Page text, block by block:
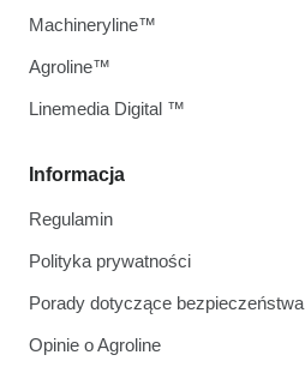
Informacja
Regulamin
Polityka prywatności
Porady dotyczące bezpieczeństwa
Opinie o Agroline
Machineryline™
Agroline™
Linemedia Digital ™